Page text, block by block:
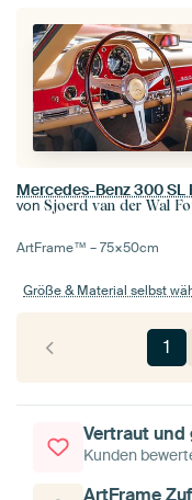
von Sjoerd van der Wal
ArtFrame™ –75×50cm
Größe & Material selbst
1
Vertraut und
Kunden
ArtFrame